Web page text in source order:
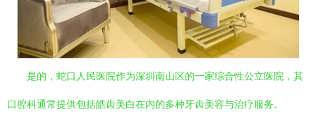
是的，蛇口人民医院作为深圳南山区的一家综合性公立医院，其
口腔科通常提供包括皓齿美白在内的多种牙齿美容与治疗服务。